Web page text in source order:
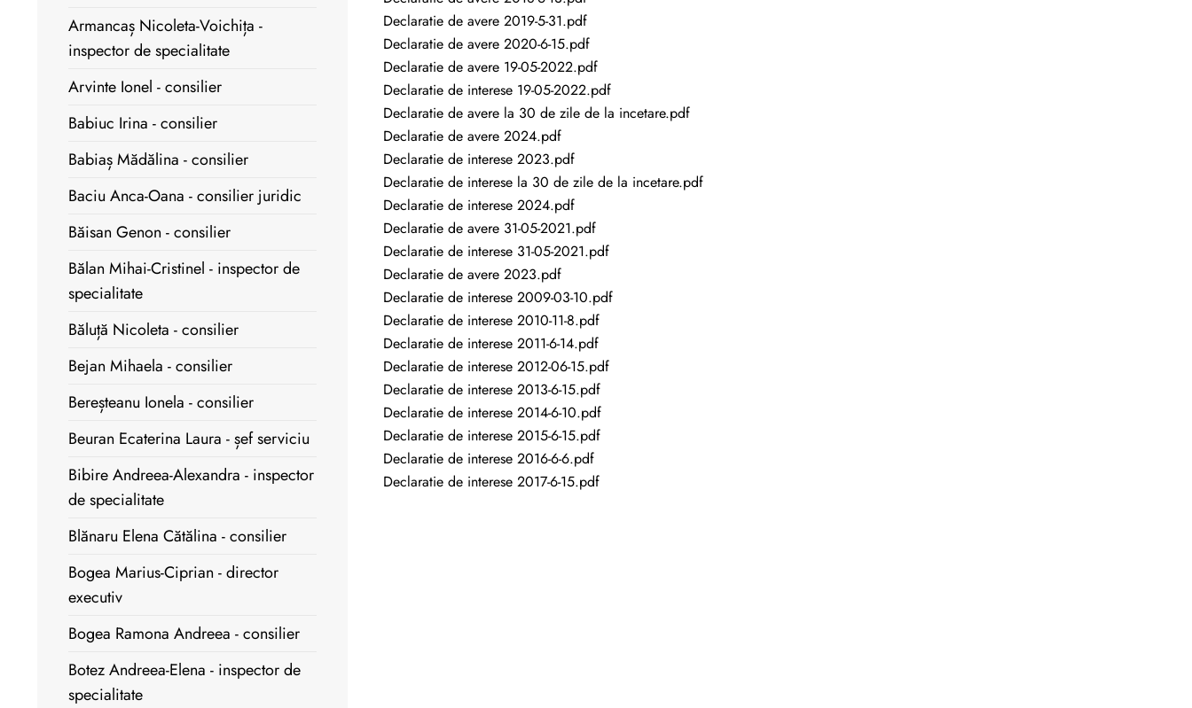
Declaratie de avere 2019-5-31.pdf
Declaratie de avere 2020-6-15.pdf
Declaratie de avere 19-05-2022.pdf
Declaratie de interese 19-05-2022.pdf
Declaratie de avere la 30 de zile de la incetare.pdf
Declaratie de avere 2024.pdf
Declaratie de interese 2023.pdf
Declaratie de interese la 30 de zile de la incetare.pdf
Declaratie de interese 2024.pdf
Declaratie de avere 31-05-2021.pdf
Declaratie de interese 31-05-2021.pdf
Declaratie de avere 2023.pdf
Declaratie de interese 2009-03-10.pdf
Declaratie de interese 2010-11-8.pdf
Declaratie de interese 2011-6-14.pdf
Declaratie de interese 2012-06-15.pdf
Declaratie de interese 2013-6-15.pdf
Declaratie de interese 2014-6-10.pdf
Declaratie de interese 2015-6-15.pdf
Declaratie de interese 2016-6-6.pdf
Declaratie de interese 2017-6-15.pdf
Armancaș Nicoleta-Voichița -
inspector de specialitate
Arvinte Ionel - consilier
Babiuc Irina - consilier
Babiaș Mădălina - consilier
Baciu Anca-Oana - consilier juridic
Băisan Genon - consilier
Bălan Mihai-Cristinel - inspector de
specialitate
Băluță Nicoleta - consilier
Bejan Mihaela - consilier
Bereșteanu Ionela - consilier
Beuran Ecaterina Laura - șef serviciu
Bibire Andreea-Alexandra - inspector
de specialitate
Blănaru Elena Cătălina - consilier
Bogea Marius-Ciprian - director
executiv
Bogea Ramona Andreea - consilier
Botez Andreea-Elena - inspector de
specialitate